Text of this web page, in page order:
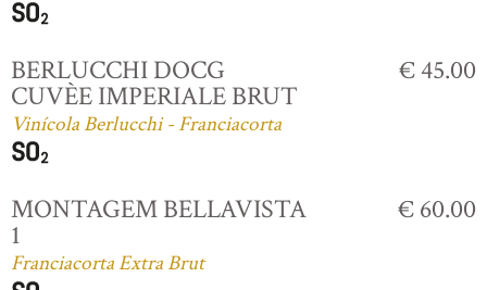
BERLUCCHI DOCG
CUVÈE IMPERIALE BRUT
Vinícola Berlucchi - Franciacorta
€ 45.00
MONTAGEM BELLAVISTA
1
Franciacorta Extra Brut
€ 60.00